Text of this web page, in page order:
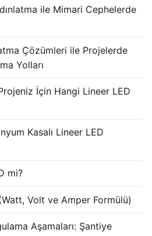
Sistemleri
Kaynakları
LED Driver
Çeşitleri Nelerdir?
LEDLine Serisi
DOTLED Serisi
ile Mimari Cephelerde
Çözümleri ile Projelerde
Yolları
İçin Hangi Lineer LED
Kasalı Lineer LED
mi?
Volt ve Amper Formülü)
Aşamaları: Şantiye